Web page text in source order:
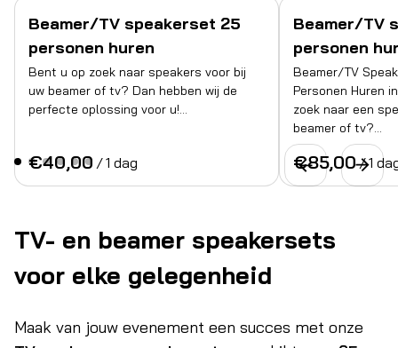
Beamer/TV speakerset 25
personen huren
Bent u op zoek naar speakers voor bij
uw beamer of tv? Dan hebben wij de
perfecte oplossing voor u!…
/
Beamer/TV
personen
Beamer/TV
Personen Huren
zoek naar een
beamer of tv?…
/
TV- en beamer speakersets
voor elke gelegenheid
Maak van jouw evenement een succes met onze